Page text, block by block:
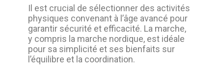
Il est crucial de sélectionner des activités
physiques convenant à l’âge avancé pour
garantir sécurité et efficacité. La marche,
y compris la marche nordique, est idéale
pour sa simplicité et ses bienfaits sur
l’équilibre et la coordination.